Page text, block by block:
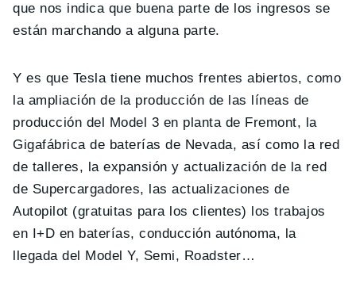
que nos indica que buena parte de los ingresos se
están marchando a alguna parte.
Y es que Tesla tiene muchos frentes abiertos, como
la ampliación de la producción de las líneas de
producción del Model 3 en planta de Fremont, la
Gigafábrica de baterías de Nevada, así como la red
de talleres, la expansión y actualización de la red
de Supercargadores, las actualizaciones de
Autopilot (gratuitas para los clientes) los trabajos
en I+D en baterías, conducción autónoma, la
llegada del Model Y, Semi, Roadster…